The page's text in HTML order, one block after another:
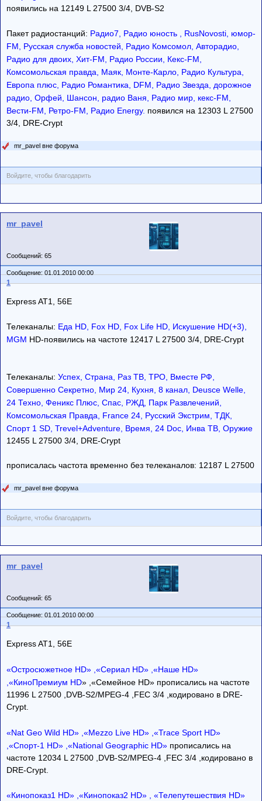
появились на 12149 L 27500 3/4, DVB-S2
Пакет радиостанций: Радио7, Радио юность , RusNovosti, юмор-
FM, Русская служба новостей, Радио Комсомол, Авторадио,
Радио для двоих, Хит-FM, Радио России, Кекс-FM,
Комсомольская правда, Маяк, Монте-Карло, Радио Культура,
Европа плюс, Радио Романтика, DFM, Радио Звезда, дорожное
радио, Орфей, Шансон, радио Ваня, Радио мир, кекс-FM,
Вести-FM, Ретро-FM, Радио Energy. появился на 12303 L 27500
3/4, DRE-Crypt
mr_pavel вне форума
Войдите, чтобы благодарить
mr_pavel
Сообщений: 65
Сообщение: 01.01.2010 00:00
1
Express AT1, 56E
Телеканалы: Еда HD, Fox HD, Fox Life HD, Искушение HD(+3),
MGM HD-появились на частоте 12417 L 27500 3/4, DRE-Crypt
Телеканалы: Успех, Страна, Раз ТВ, ТРО, Вместе РФ,
Совершенно Секретно, Мир 24, Кухня, 8 канал, Deusce Welle,
24 Техно, Феникс Плюс, Спас, РЖД, Парк Развлечений,
Комсомольская Правда, France 24, Русский Экстрим, ТДК,
Спорт 1 SD, Trevel+Adventure, Время, 24 Doc, Инва ТВ, Оружие
12455 L 27500 3/4, DRE-Crypt
прописалась частота временно без телеканалов: 12187 L 27500
mr_pavel вне форума
Войдите, чтобы благодарить
mr_pavel
Сообщений: 65
Сообщение: 01.01.2010 00:00
1
Express AT1, 56E
«Остросюжетное HD» ,«Сериал HD» ,«Наше HD»
,«КиноПремиум HD» ,«Семейное HD» прописались на частоте
11996 L 27500 ,DVB-S2/MPEG-4 ,FEC 3/4 ,кодировано в DRE-
Crypt.
«Nat Geo Wild HD» ,«Mezzo Live HD» ,«Trace Sport HD»
,«Спорт-1 HD» ,«National Geographic HD» прописались на
частоте 12034 L 27500 ,DVB-S2/MPEG-4 ,FEC 3/4 ,кодировано в
DRE-Crypt.
«Кинопоказ1 HD» ,«Кинопоказ2 HD» , «Телепутешествия HD»